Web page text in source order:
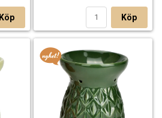
Köp Köp